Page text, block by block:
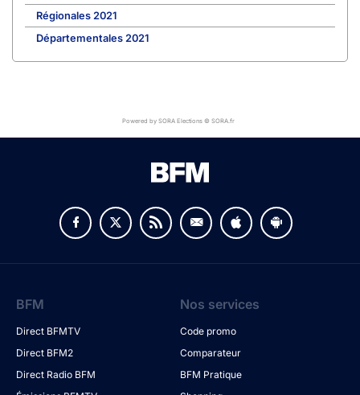
Régionales 2021
Départementales 2021
Powered by SORA Elections © SORA.fr
BFM
Direct BFMTV
Direct BFM2
Direct Radio BFM
Nos services
Code promo
Comparateur
BFM Pratique